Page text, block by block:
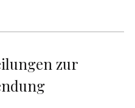
zur